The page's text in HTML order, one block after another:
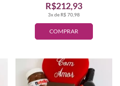
COMPRAR
3x de R$ 70,98
R$212,93